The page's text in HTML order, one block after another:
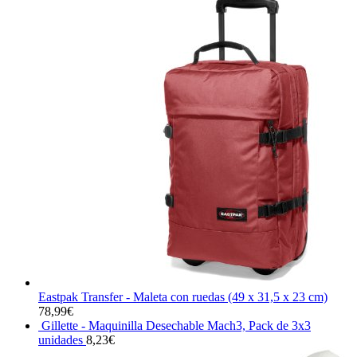
Eastpak Transfer - Maleta con ruedas (49 x 31,5 x 23 cm)
78,99€
Gillette - Maquinilla Desechable Mach3, Pack de 3x3
unidades 8,23€